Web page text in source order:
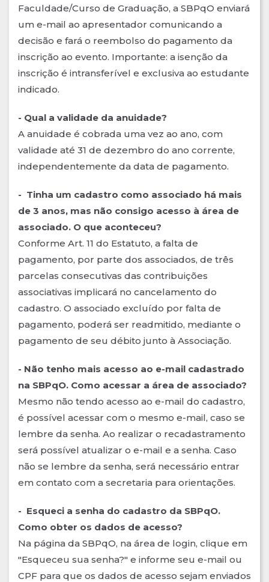
Faculdade/Curso de Graduação, a SBPqO enviará
um e-mail ao apresentador comunicando a
decisão e fará o reembolso do pagamento da
inscrição ao evento. Importante: a isenção da
inscrição é intransferível e exclusiva ao estudante
indicado.
- Qual a validade da anuidade?
A anuidade é cobrada uma vez ao ano, com
validade até 31 de dezembro do ano corrente,
independentemente da data de pagamento.
- Tinha um cadastro como associado há mais
de 3 anos, mas não consigo acesso à área de
associado. O que aconteceu?
Conforme Art. 11 do Estatuto, a falta de
pagamento, por parte dos associados, de três
parcelas consecutivas das contribuições
associativas implicará no cancelamento do
cadastro. O associado excluído por falta de
pagamento, poderá ser readmitido, mediante o
pagamento de seu débito junto à Associação.
- Não tenho mais acesso ao e-mail cadastrado
na SBPqO. Como acessar a área de associado?
Mesmo não tendo acesso ao e-mail do cadastro,
é possível acessar com o mesmo e-mail, caso se
lembre da senha. Ao realizar o recadastramento
será possível atualizar o e-mail e a senha. Caso
não se lembre da senha, será necessário entrar
em contato com a secretaria para orientações.
- Esqueci a senha do cadastro da SBPqO.
Como obter os dados de acesso?
Na página da SBPqO, na área de login, clique em
"Esqueceu sua senha?" e informe seu e-mail ou
CPF para que os dados de acesso sejam enviados